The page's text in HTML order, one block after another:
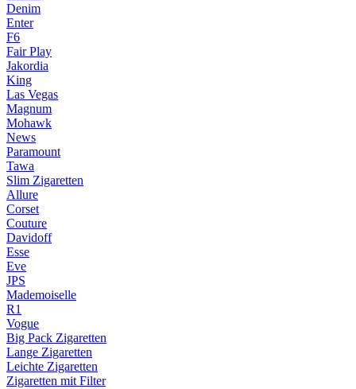
Denim
Enter
F6
Fair Play
Jakordia
King
Las Vegas
Magnum
Mohawk
News
Paramount
Tawa
Slim Zigaretten
Allure
Corset
Couture
Davidoff
Esse
Eve
JPS
Mademoiselle
R1
Vogue
Big Pack Zigaretten
Lange Zigaretten
Leichte Zigaretten
Zigaretten mit Filter